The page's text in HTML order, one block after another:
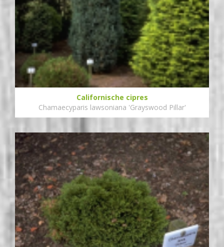
Californische cipres
Chamaecyparis lawsoniana 'Grayswood Pillar'